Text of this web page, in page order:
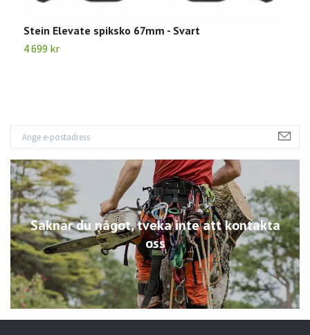
Saknar du något, tveka inte att kontakta
oss
Stein Elevate spiksko 67mm - Svart
4 699 kr